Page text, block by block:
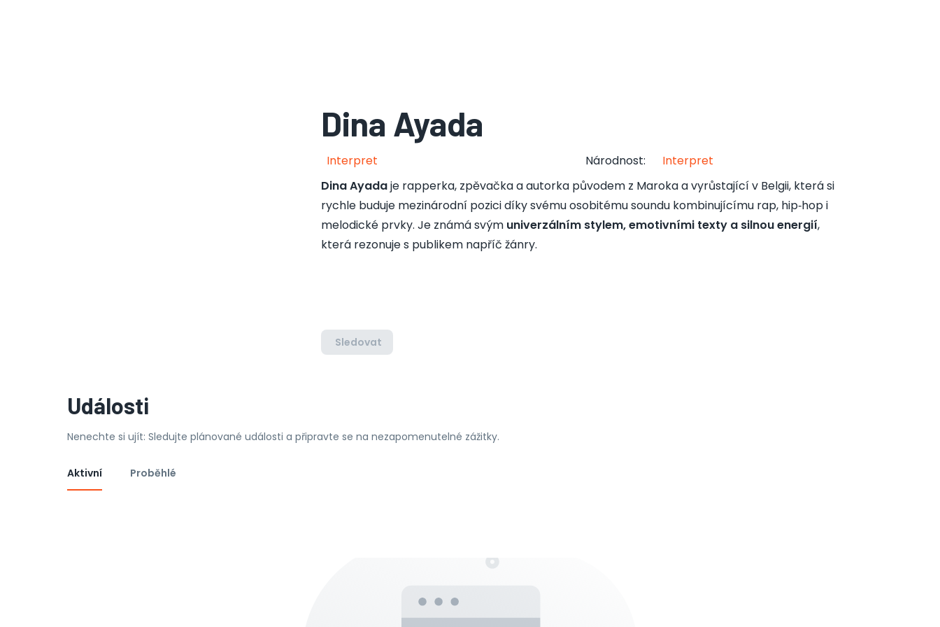
Dina Ayada
Interpret Národnost:
Interpret
Dina Ayadaje rapperka, zpěvačka a autorka původem z Maroka a vyrůstající v Belgii, která si
rychle buduje mezinárodní pozici díky svému osobitému soundu kombinujícímu rap, hip‑hop i
melodické prvky. Je známá svým univerzálním stylem, emotivními texty a silnou energií,
která rezonuje s publikem napříč žánry.
Sledovat
Události
Nenechte si ujít: Sledujte plánované události a připravte se na nezapomenutelné zážitky.
Aktivní Proběhlé